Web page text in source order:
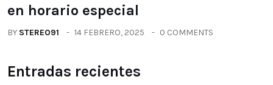
en horario especial
BY STEREO91 14 FEBRERO, 2025 0 COMMENTS
Entradas recientes